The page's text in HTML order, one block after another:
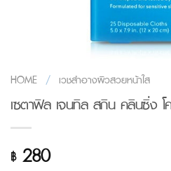
HOME / เวชสำอางผิวสวยหน้าใส
เซตาฟิล เจนทิล สกิน คลินซิ่ง
฿280